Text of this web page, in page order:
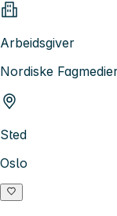
Arbeidsgiver
Nordiske
Sted
Oslo